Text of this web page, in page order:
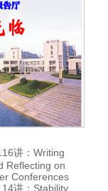
讲：Writing
Reflecting on
Conferences
讲：Stability